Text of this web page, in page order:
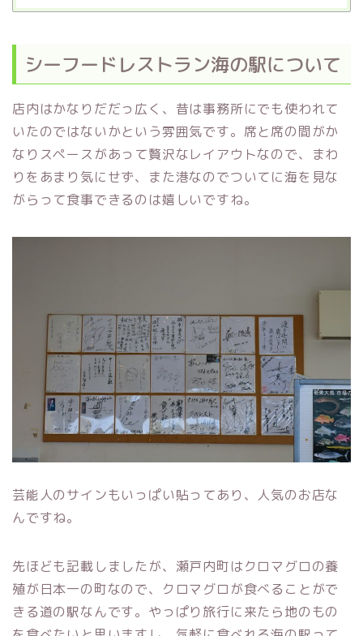
シーフードレストラン海の駅について
店内はかなりだだっ広く、昔は事務所にでも使われて
いたのではないかという雰囲気です。席と席の間がか
なりスペースがあって贅沢なレイアウトなので、まわ
りをあまり気にせず、また港なのでついてに海を見な
がらって食事できるのは嬉しいですね。
芸能人のサインもいっぱい貼ってあり、人気のお店な
んですね。
先ほども記載しましたが、瀬戸内町はクロマグロの養
殖が日本一の町なので、クロマグロが食べることがで
きる道の駅なんです。やっぱり旅行に来たら地のもの